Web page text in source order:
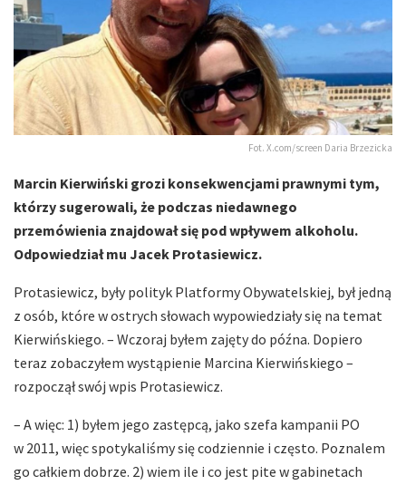
Fot. X.com/screen Daria Brzezicka
Marcin Kierwiński grozi konsekwencjami prawnymi tym,
którzy sugerowali, że podczas niedawnego
przemówienia znajdował się pod wpływem alkoholu.
Odpowiedział mu Jacek Protasiewicz.
Protasiewicz, były polityk Platformy Obywatelskiej, był jedną
z osób, które w ostrych słowach wypowiedziały się na temat
Kierwińskiego. – Wczoraj byłem zajęty do późna. Dopiero
teraz zobaczyłem wystąpienie Marcina Kierwińskiego –
rozpoczął swój wpis Protasiewicz.
– A więc: 1) byłem jego zastępcą, jako szefa kampanii PO
w 2011, więc spotykaliśmy się codziennie i często. Poznalem
go całkiem dobrze. 2) wiem ile i co jest pite w gabinetach